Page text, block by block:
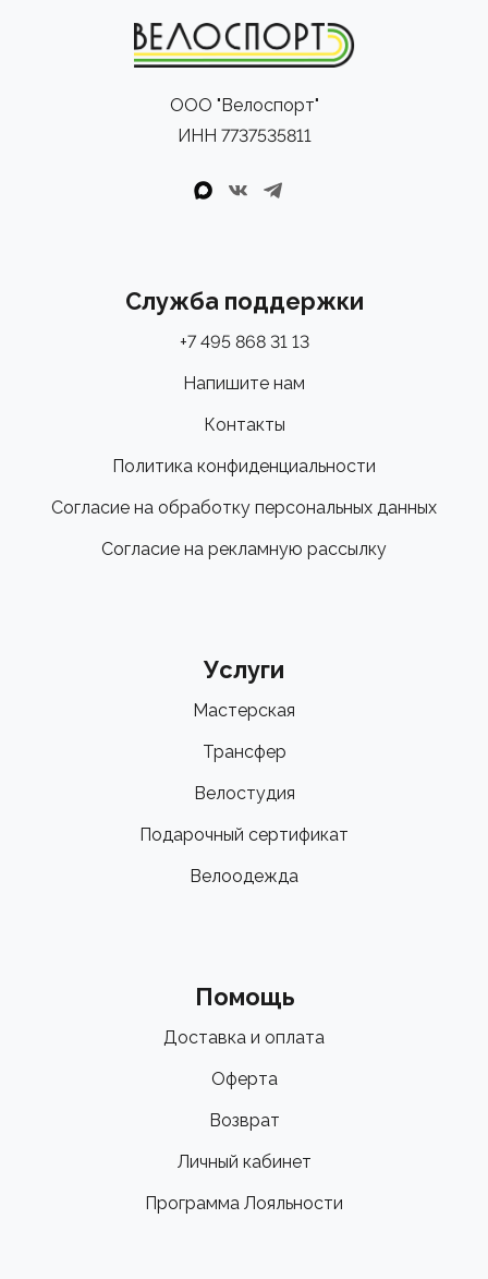
ООО "Велоспорт"
ИНН 7737535811
Служба поддержки
+7 495 868 31 13
Напишите нам
Контакты
Политика конфиденциальности
Согласие на обработку персональных данных
Согласие на рекламную рассылку
Услуги
Мастерская
Трансфер
Велостудия
Подарочный сертификат
Велоодежда
Помощь
Доставка и оплата
Оферта
Возврат
Личный кабинет
Программа Лояльности